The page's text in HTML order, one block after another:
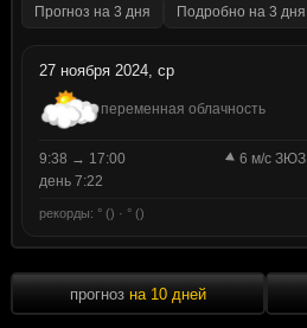
Прогноз на 3 дня Подробно на 3 дня
27 ноября 2024, ср
переменная облачность
9:38 → 17:00
6 м/с ЗЮЗ
день 7:22
рекорды: ° () · ° ()
прогноз на 10 дней